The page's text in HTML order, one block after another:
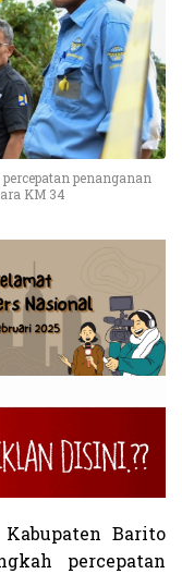
penanganan
KM 34
Barito
percepatan